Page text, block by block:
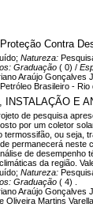
Contra
Natureza:
Graduação ( 0) /
Araújo Gonçalves
Petróleo Brasileiro - Rio
INSTALAÇÃO E
de pesquisa
por um coletor
termossifão, ou seja,
permanecerá neste
de desempenho
da região.
Natureza:
Graduação ( 4) .
Araújo Gonçalves
Oliveira Martins